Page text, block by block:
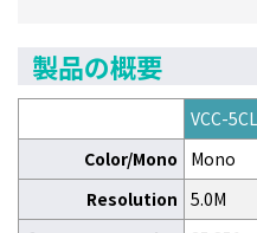
製品の概要
VCC-
Color/Mono
Mono
Resolution 5.0M